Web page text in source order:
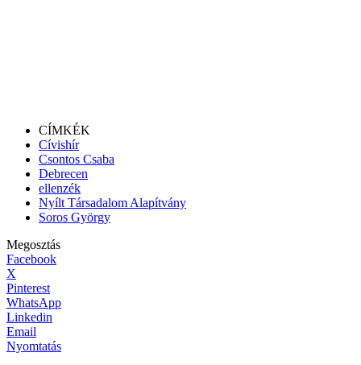
CÍMKÉK
Cívishír
Csontos Csaba
Debrecen
ellenzék
Nyílt Társadalom Alapítvány
Soros György
Megosztás
Facebook
X
Pinterest
WhatsApp
Linkedin
Email
Nyomtatás